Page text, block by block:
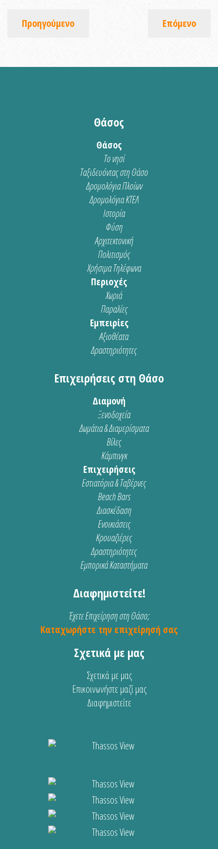
Προηγούμενο Επόμενο
Θάσος
Θάσος
Το νησί
Ταξιδευόντας στη Θάσο
Δρομολόγια Πλοίων
Δρομολόγια ΚΤΕΛ
Ιστορία
Φύση
Αρχιτεκτονική
Πολιτισμός
Χρήσιμα Τηλέφωνα
Περιοχές
Χωριά
Παραλίες
Εμπειρίες
Αξιοθέατα
Δραστηριότητες
Επιχειρήσεις στη Θάσο
Διαμονή
Ξενοδοχεία
Δωμάτια & Διαμερίσματα
Βίλες
Κάμπινγκ
Επιχειρήσεις
Εστιατόρια & Ταβέρνες
Beach Bars
Διασκέδαση
Ενοικιάσεις
Κρουαζιέρες
Δραστηριότητες
Εμπορικά Καταστήματα
Διαφημιστείτε!
Έχετε Επιχείρηση στη Θάσο;
Καταχωρήστε την επιχείρησή σας
Σχετικά με μας
Σχετικά με μας
Επικοινωνήστε μαζί μας
Διαφημιστείτε